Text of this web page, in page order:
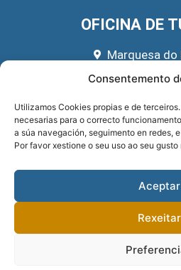
Consentemento
Utilizamos Cookies propias e de
necesarias para o correcto
a súa navegación, seguimento en redes,
Por favor xestione o seu uso ao seu
Aceptar
Rexeitar
OFICINA DE
Marquesa do
666 39
REDES